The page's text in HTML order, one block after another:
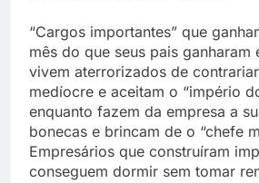
“Cargos importantes” que
mês do que seus pais ganharam
vivem aterrorizados de
medíocre e aceitam o “império
enquanto fazem da empresa a
bonecas e brincam de o “chefe
Empresários que construíram
conseguem dormir sem tomar